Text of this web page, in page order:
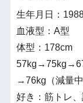
生年月日：
血液型：A型
体型：178cm
→76kg（減量中
好き：筋トレ